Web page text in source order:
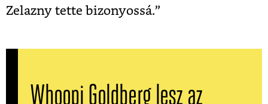
Zelazny tette bizonyossá.”
Whoopi Goldberg lesz az